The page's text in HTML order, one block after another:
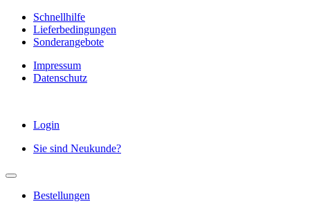
Schnellhilfe
Lieferbedingungen
Sonderangebote
Impressum
Datenschutz
Login
Sie sind Neukunde?
Bestellungen